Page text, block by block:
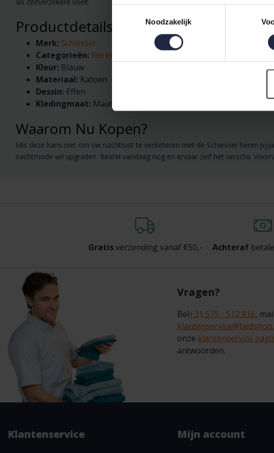
Noodzakelijk
Productdetails
Merk: Schiesser
Categorieën: Heren
Kleur: Blauw
Materiaal: Katoen
Dessin: Effen
Kledingmaat: Maat 3XL
Waarom Nu Kopen?
Mis deze kans niet om uw nachtrust te verbeteren met de Schiesser heren
nachtmode wil upgraden. Bestel vandaag nog en ervaar zelf het verschil.
Gratisverzending vanaf €50,- Achteraf
Vragen?
Bel+31 575 - 512 816,
onze klantenservice
antwoorden.
Klantenservice Mijn account